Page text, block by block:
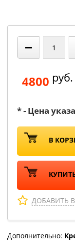
−
4800 руб.
* - Цена
В
ДОБАВИТЬ
Дополнительно: